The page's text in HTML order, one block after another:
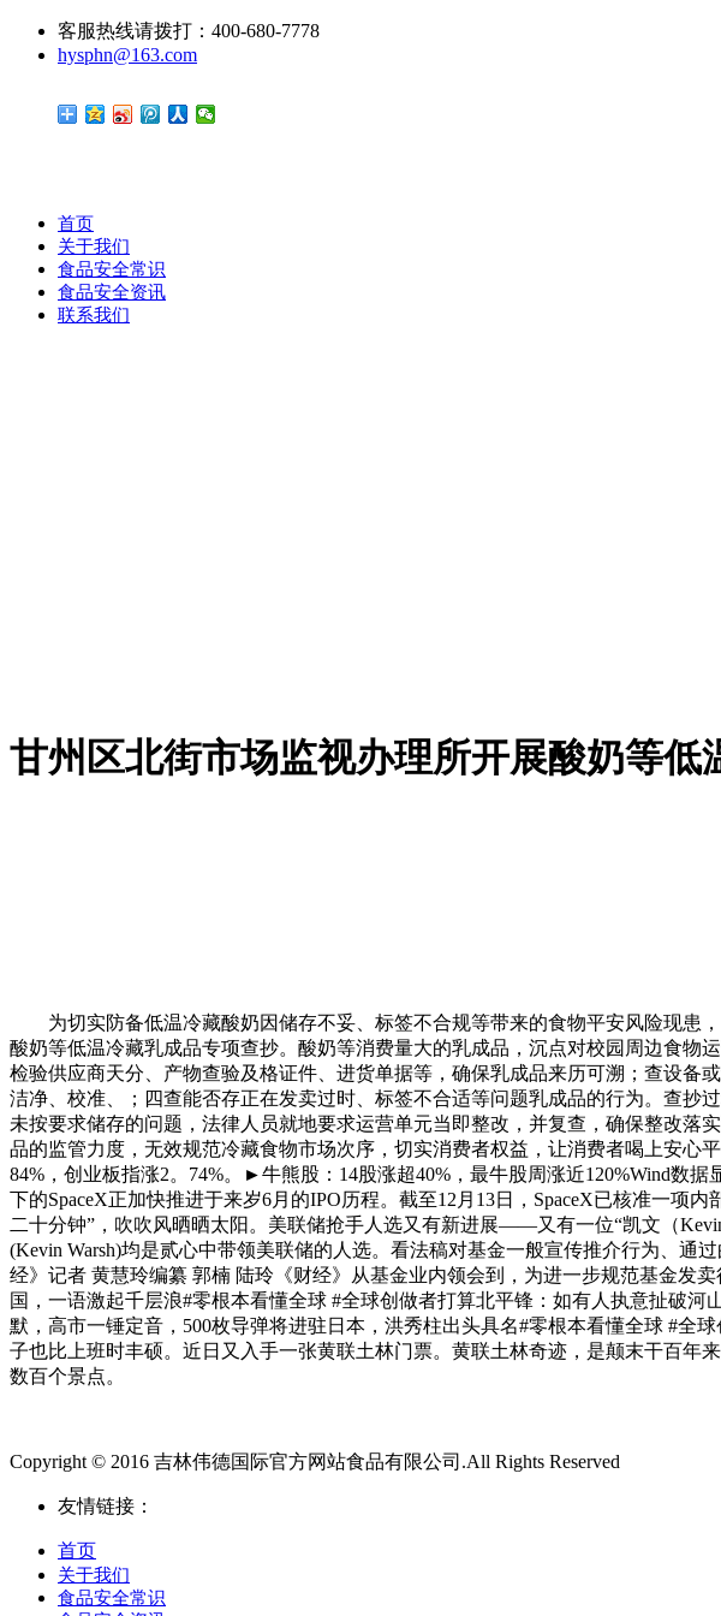
客服热线请拨打：400-680-7778
hysphn@163.com
首页
关于我们
食品安全常识
食品安全资讯
联系我们
甘州区北街市场监视办理所开展酸奶等低
为切实防备低温冷藏酸奶因储存不妥、标签不合规等带来的食物平安风险现患
酸奶等低温冷藏乳成品专项查抄。酸奶等消费量大的乳成品，沉点对校园周边食
检验供应商天分、产物查验及格证件、进货单据等，确保乳成品来历可溯；查设备
洁净、校准、；四查能否存正在发卖过时、标签不合适等问题乳成品的行为。查
未按要求储存的问题，法律人员就地要求运营单元当即整改，并复查，确保整改
品的监管力度，无效规范冷藏食物市场次序，切实消费者权益，让消费者喝上安心
84%，创业板指涨2。74%。►牛熊股：14股涨超40%，最牛股周涨近120%Wind数
下的SpaceX正加快推进于来岁6月的IPO历程。截至12月13日，SpaceX已核准一项
二十分钟”，吹吹风晒晒太阳。美联储抢手人选又有新进展——又有一位“凯文（
(Kevin Warsh)均是贰心中带领美联储的人选。看法稿对基金一般宣传推介行为、
经》记者 黄慧玲编纂 郭楠 陆玲《财经》从基金业内领会到，为进一步规范基金发
国，一语激起千层浪#零根本看懂全球 #全球创做者打算北平锋：如有人执意扯破
默，高市一锤定音，500枚导弹将进驻日本，洪秀柱出头具名#零根本看懂全球 #全
子也比上班时丰硕。近日又入手一张黄联土林门票。黄联土林奇迹，是颠末干百年
数百个景点。
Copyright © 2016 吉林伟德国际官方网站食品有限公司.All Rights Reserved
友情链接：
首页
关于我们
食品安全常识